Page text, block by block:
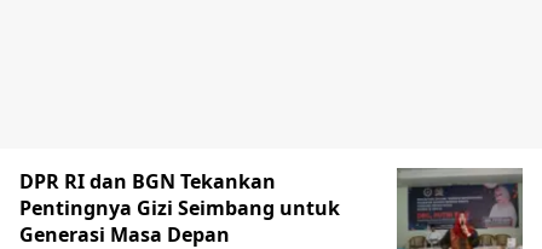
DPR RI dan BGN Tekankan
Pentingnya Gizi Seimbang untuk
Generasi Masa Depan